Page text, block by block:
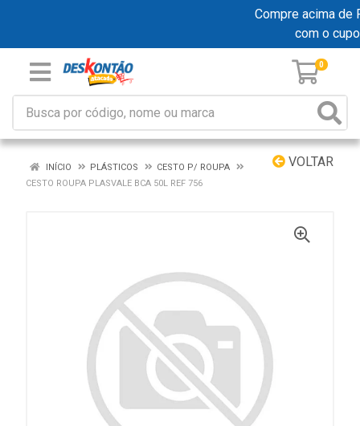
Compre acima de
com o
0
VOLTAR
INÍCIO PLÁSTICOS
CESTO P/ ROUPA
CESTO ROUPA PLASVALE BCA 50L REF 756